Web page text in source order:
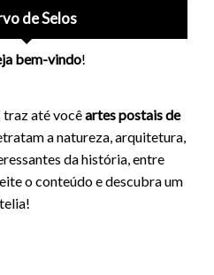
de Selos
bem-vindo!
traz até vocêartes postais de
a natureza, arquitetura,
da história, entre
o conteúdo e descubra um